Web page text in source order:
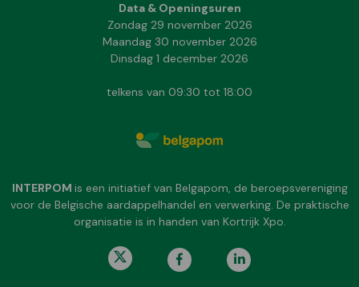
Data & Openingsuren
Zondag 29 november 2026
Maandag 30 november 2026
Dinsdag 1 december 2026
telkens van 09:30 tot 18:00
INTERPOM is een initiatief van Belgapom, de beroepsvereniging
voor de Belgische aardappelhandel en verwerking. De praktische
organisatie is in handen van Kortrijk Xpo.